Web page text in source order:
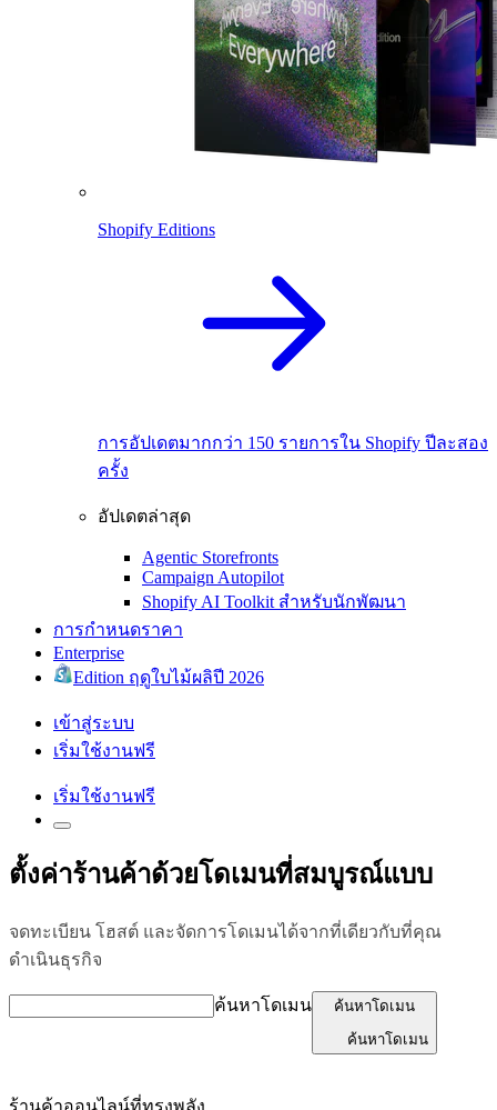
Shopify Editions
การอัปเดตมากกว่า 150 รายการใน Shopify ปีละสอง
ครั้ง
อัปเดตล่าสุด
Agentic Storefronts
Campaign Autopilot
Shopify AI Toolkit สำหรับนักพัฒนา
การกำหนดราคา
Enterprise
Edition ฤดูใบไม้ผลิปี 2026
เข้าสู่ระบบ
เริ่มใช้งานฟรี
เริ่มใช้งานฟรี
ตั้งค่าร้านค้าด้วยโดเมนที่สมบูรณ์แบบ
จดทะเบียน โฮสต์ และจัดการโดเมนได้จากที่เดียวกับที่คุณ
ดำเนินธุรกิจ
ค้นหาโดเมน
ค้นหาโดเมน
ค้นหาโดเมน
ร้านค้าออนไลน์ที่ทรงพลัง